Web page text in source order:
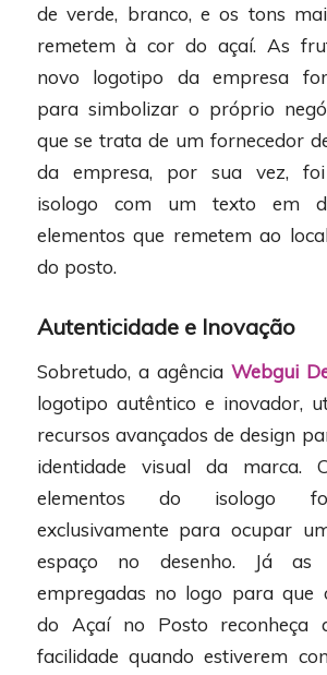
de verde, branco, e os tons
remetem à cor do açaí. As
novo logotipo da empresa
para simbolizar o próprio
que se trata de um fornecedor
da empresa, por sua vez,
isologo com um texto em
elementos que remetem ao
do posto.
Autenticidade e Inovação
Sobretudo, a agência Webgui
logotipo autêntico e inovador,
recursos avançados de design
identidade visual da marca.
elementos do isologo
exclusivamente para ocupar
espaço no desenho. Já as
empregadas no logo para que
do Açaí no Posto reconheça
facilidade quando estiverem